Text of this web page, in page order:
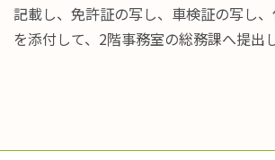
記載し、免許証の写し、車検証の写し
を添付して、2階事務室の総務課へ提出